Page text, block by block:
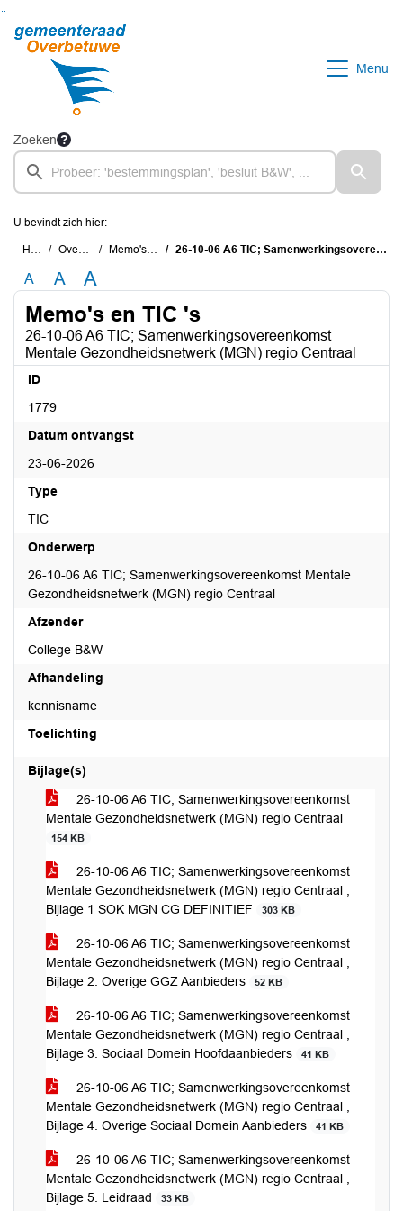
Menu
Zoeken
U bevindt zich hier:
Home Overzichten Memo's en TIC 's 26-10-06 A6 TIC; Samenwerkingsovereenkomst Mentale Gezondheidsnetwerk (MGN) regio Centraal
A A A
Memo's en TIC 's
26-10-06 A6 TIC; Samenwerkingsovereenkomst
Mentale Gezondheidsnetwerk (MGN) regio Centraal
ID
1779
Datum ontvangst
23-06-2026
Type
TIC
Onderwerp
26-10-06 A6 TIC; Samenwerkingsovereenkomst Mentale
Gezondheidsnetwerk (MGN) regio Centraal
Afzender
College B&W
Afhandeling
kennisname
Toelichting
Bijlage(s)
26-10-06 A6 TIC; Samenwerkingsovereenkomst
Mentale Gezondheidsnetwerk (MGN) regio Centraal
154 KB
26-10-06 A6 TIC; Samenwerkingsovereenkomst
Mentale Gezondheidsnetwerk (MGN) regio Centraal ,
Bijlage 1 SOK MGN CG DEFINITIEF
303 KB
26-10-06 A6 TIC; Samenwerkingsovereenkomst
Mentale Gezondheidsnetwerk (MGN) regio Centraal ,
Bijlage 2. Overige GGZ Aanbieders
52 KB
26-10-06 A6 TIC; Samenwerkingsovereenkomst
Mentale Gezondheidsnetwerk (MGN) regio Centraal ,
Bijlage 3. Sociaal Domein Hoofdaanbieders
41 KB
26-10-06 A6 TIC; Samenwerkingsovereenkomst
Mentale Gezondheidsnetwerk (MGN) regio Centraal ,
Bijlage 4. Overige Sociaal Domein Aanbieders
41 KB
26-10-06 A6 TIC; Samenwerkingsovereenkomst
Mentale Gezondheidsnetwerk (MGN) regio Centraal ,
Bijlage 5. Leidraad
33 KB